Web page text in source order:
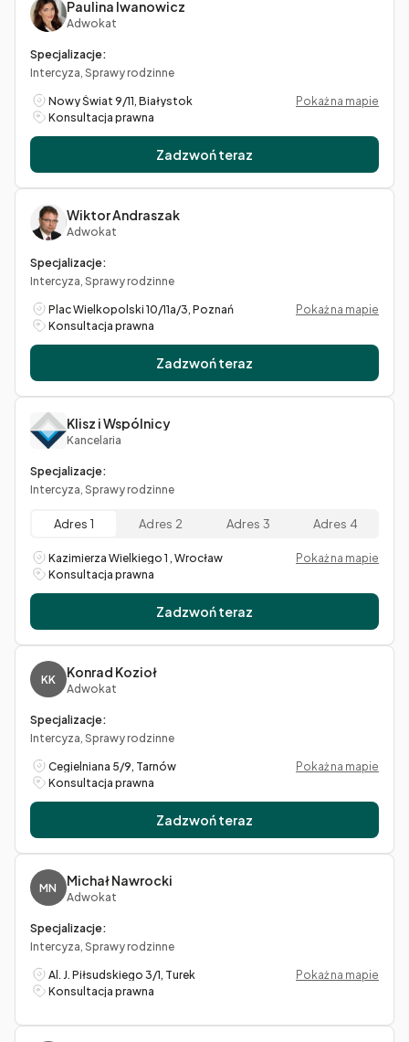
Paulina Iwanowicz
Adwokat
Specjalizacje:
Intercyza, Sprawy rodzinne
Nowy Świat 9/11, Białystok
Pokaż na mapie
Konsultacja prawna
Zadzwoń teraz
Wiktor Andraszak
Adwokat
Specjalizacje:
Intercyza, Sprawy rodzinne
Plac Wielkopolski 10/11a/3, Poznań
Pokaż na mapie
Konsultacja prawna
Zadzwoń teraz
Klisz i Wspólnicy
Kancelaria
Specjalizacje:
Intercyza, Sprawy rodzinne
Adres 1 Adres 2 Adres 3 Adres 4
Kazimierza Wielkiego 1 , Wrocław
Pokaż na mapie
Konsultacja prawna
Zadzwoń teraz
KK Konrad Kozioł
Adwokat
Specjalizacje:
Intercyza, Sprawy rodzinne
Cegielniana 5/9, Tarnów
Pokaż na mapie
Konsultacja prawna
Zadzwoń teraz
MN Michał Nawrocki
Adwokat
Specjalizacje:
Intercyza, Sprawy rodzinne
Al. J. Piłsudskiego 3/1, Turek
Pokaż na mapie
Konsultacja prawna